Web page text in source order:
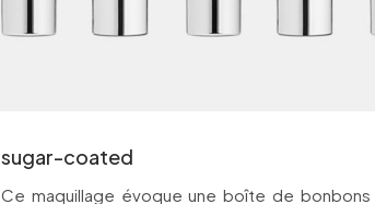
sugar-coated
Ce maquillage évoque une boîte de bonbons